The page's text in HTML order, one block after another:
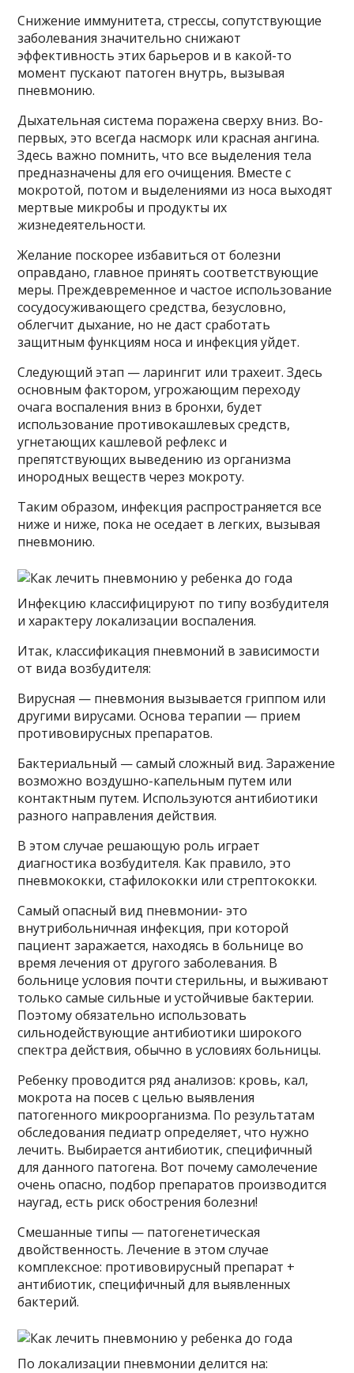
Снижение иммунитета, стрессы, сопутствующие
заболевания значительно снижают
эффективность этих барьеров и в какой-то
момент пускают патоген внутрь, вызывая
пневмонию.
Дыхательная система поражена сверху вниз. Во-
первых, это всегда насморк или красная ангина.
Здесь важно помнить, что все выделения тела
предназначены для его очищения. Вместе с
мокротой, потом и выделениями из носа выходят
мертвые микробы и продукты их
жизнедеятельности.
Желание поскорее избавиться от болезни
оправдано, главное принять соответствующие
меры. Преждевременное и частое использование
сосудосуживающего средства, безусловно,
облегчит дыхание, но не даст сработать
защитным функциям носа и инфекция уйдет.
Следующий этап — ларингит или трахеит. Здесь
основным фактором, угрожающим переходу
очага воспаления вниз в бронхи, будет
использование противокашлевых средств,
угнетающих кашлевой рефлекс и
препятствующих выведению из организма
инородных веществ через мокроту.
Таким образом, инфекция распространяется все
ниже и ниже, пока не оседает в легких, вызывая
пневмонию.
Инфекцию классифицируют по типу возбудителя
и характеру локализации воспаления.
Итак, классификация пневмоний в зависимости
от вида возбудителя:
Вирусная — пневмония вызывается гриппом или
другими вирусами. Основа терапии — прием
противовирусных препаратов.
Бактериальный — самый сложный вид. Заражение
возможно воздушно-капельным путем или
контактным путем. Используются антибиотики
разного направления действия.
В этом случае решающую роль играет
диагностика возбудителя. Как правило, это
пневмококки, стафилококки или стрептококки.
Самый опасный вид пневмонии- это
внутрибольничная инфекция, при которой
пациент заражается, находясь в больнице во
время лечения от другого заболевания. В
больнице условия почти стерильны, и выживают
только самые сильные и устойчивые бактерии.
Поэтому обязательно использовать
сильнодействующие антибиотики широкого
спектра действия, обычно в условиях больницы.
Ребенку проводится ряд анализов: кровь, кал,
мокрота на посев с целью выявления
патогенного микроорганизма. По результатам
обследования педиатр определяет, что нужно
лечить. Выбирается антибиотик, специфичный
для данного патогена. Вот почему самолечение
очень опасно, подбор препаратов производится
наугад, есть риск обострения болезни!
Смешанные типы — патогенетическая
двойственность. Лечение в этом случае
комплексное: противовирусный препарат +
антибиотик, специфичный для выявленных
бактерий.
По локализации пневмонии делится на: